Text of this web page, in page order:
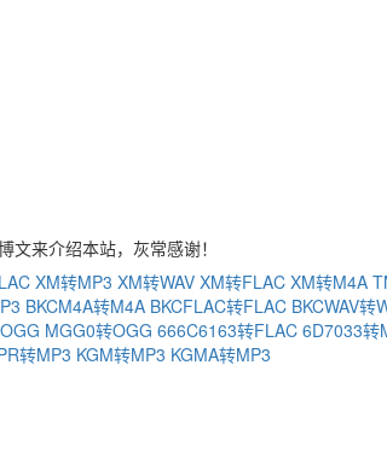
来介绍本站，灰常感谢！
XM转MP3 XM转WAV XM转FLAC XM转M4A
BKCM4A转M4A BKCFLAC转FLAC BKCWAV转
MGG0转OGG 666C6163转FLAC 6D7033转
转MP3 KGM转MP3 KGMA转MP3